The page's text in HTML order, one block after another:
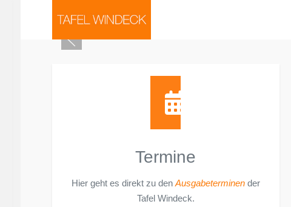
Termine
Hier geht es direkt zu den Ausgabeterminender
Tafel Windeck.